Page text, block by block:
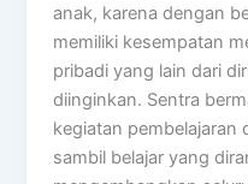
anak, karena dengan
memiliki kesempatan
pribadi yang lain dari
diinginkan. Sentra
kegiatan pembelajaran
sambil belajar yang